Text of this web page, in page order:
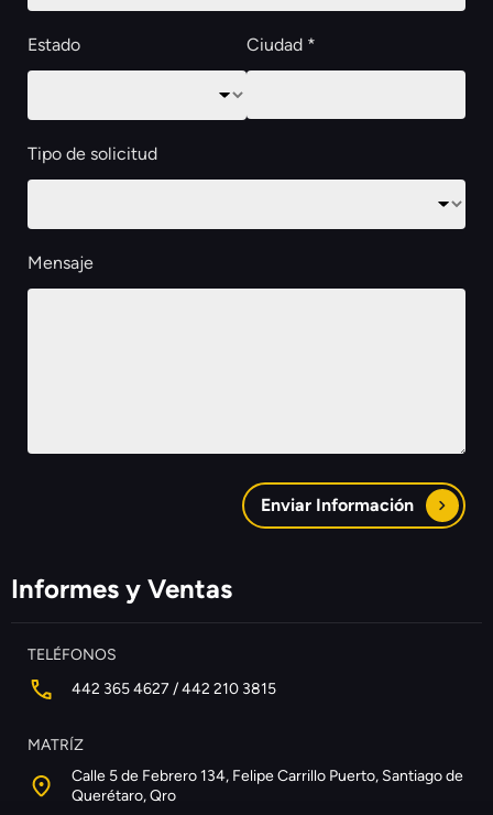
Estado Ciudad *
Tipo de solicitud
Mensaje
Enviar Información
Informes y Ventas
TELÉFONOS
442 365 4627 / 442 210 3815
MATRÍZ
Calle 5 de Febrero 134, Felipe Carrillo Puerto, Santiago de
Querétaro, Qro